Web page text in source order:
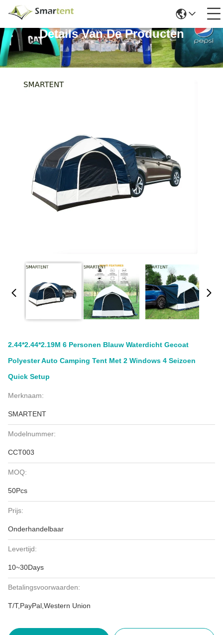
Details Van De Producten
2.44*2.44*2.19M 6 Personen Blauw Waterdicht Gecoat
Polyester Auto Camping Tent Met 2 Windows 4 Seizoen
Quick Setup
Merknaam:
SMARTENT
Modelnummer:
CCT003
MOQ:
50Pcs
Prijs:
Onderhandelbaar
Levertijd:
10~30Days
Betalingsvoorwaarden:
T/T,PayPal,Western Union